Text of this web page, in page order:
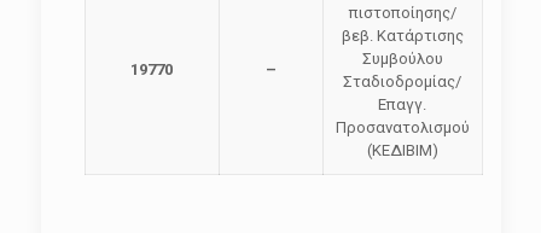
19770 –
πιστοποίησης/
βεβ. Κατάρτισης
Συμβούλου
Σταδιοδρομίας/
Επαγγ.
Προσανατολισμού
(ΚΕΔΙΒΙΜ)